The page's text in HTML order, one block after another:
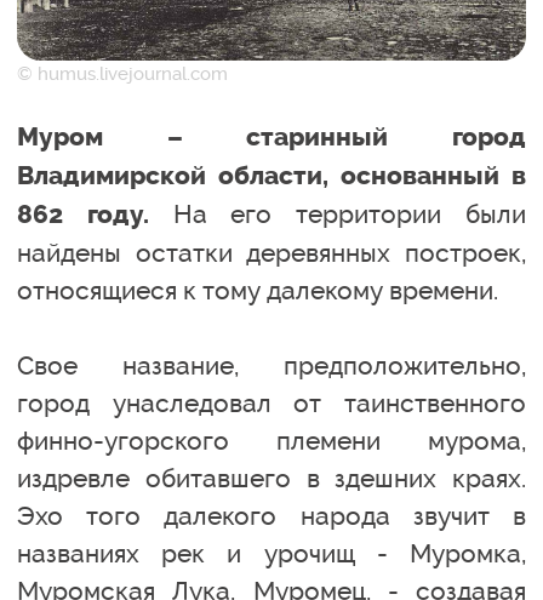
© humus.livejournal.com
Муром – старинный город
Владимирской области, основанный в
862 году. На его территории были
найдены остатки деревянных построек,
относящиеся к тому далекому времени.
Свое название, предположительно,
город унаследовал от таинственного
финно-угорского племени мурома,
издревле обитавшего в здешних краях.
Эхо того далекого народа звучит в
названиях рек и урочищ - Муромка,
Муромская Лука, Муромец, - создавая